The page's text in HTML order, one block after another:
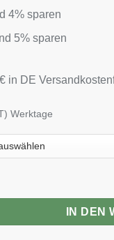
4% sparen
5% sparen
in DE
Werktage
Menge
IN DEN